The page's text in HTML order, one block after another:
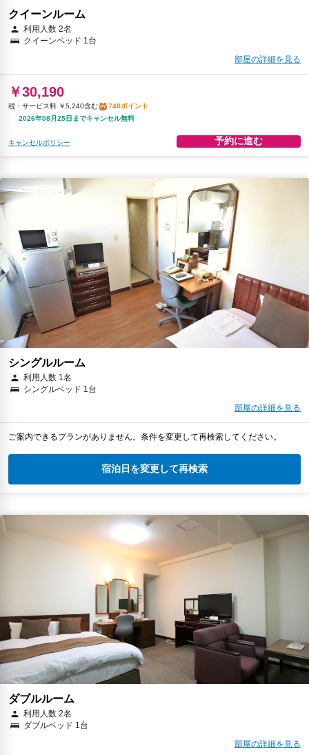
クイーンルーム
利用人数 2名
クイーンベッド 1台
部屋の詳細を見る
￥30,190
税・サービス料 ￥5,240含む
748ポイント
2026年08月25日までキャンセル無料
キャンセルポリシー 予約に進む
シングルルーム
利用人数 1名
シングルベッド 1台
部屋の詳細を見る
ご案内できるプランがありません。条件を変更して再検索してください。
宿泊日を変更して再検索
ダブルルーム
利用人数 2名
ダブルベッド 1台
部屋の詳細を見る